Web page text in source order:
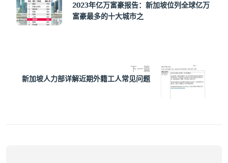
2023年亿万富豪报告：新加坡位列全球亿万
富豪最多的十大城市之
下一篇
新加坡人力部详解近期外籍工人常见问题